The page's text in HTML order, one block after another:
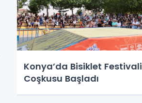
Konya’da Bisiklet Festivali
Coşkusu Başladı